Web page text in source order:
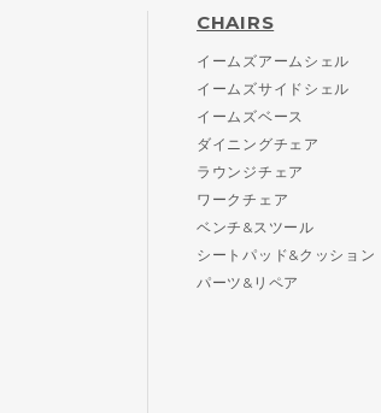
CHAIRS
イームズアームシェル
イームズサイドシェル
イームズベース
ダイニングチェア
ラウンジチェア
ワークチェア
ベンチ&スツール
シートパッド&クッション
パーツ&リペア